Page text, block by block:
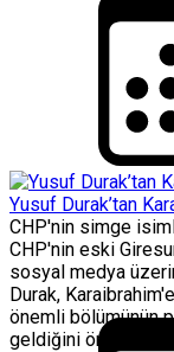
Yusuf Durak’tan
CHP'nin simge
CHP'nin eski
sosyal medya
Durak,
önemli bölümünün
geldiğini öne sürdü.